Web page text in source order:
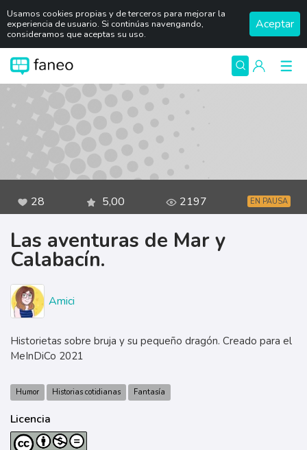
Usamos cookies propias y de terceros para mejorar la
experiencia de usuario. Si continúas navengando,
consideramos que aceptas su uso.
Aceptar
28 5,00 2197 EN PAUSA
Las aventuras de Mar y
Calabacín.
Amici
Historietas sobre bruja y su pequeño dragón. Creado para el
MeInDiCo 2021
Humor Historias cotidianas Fantasía
Licencia